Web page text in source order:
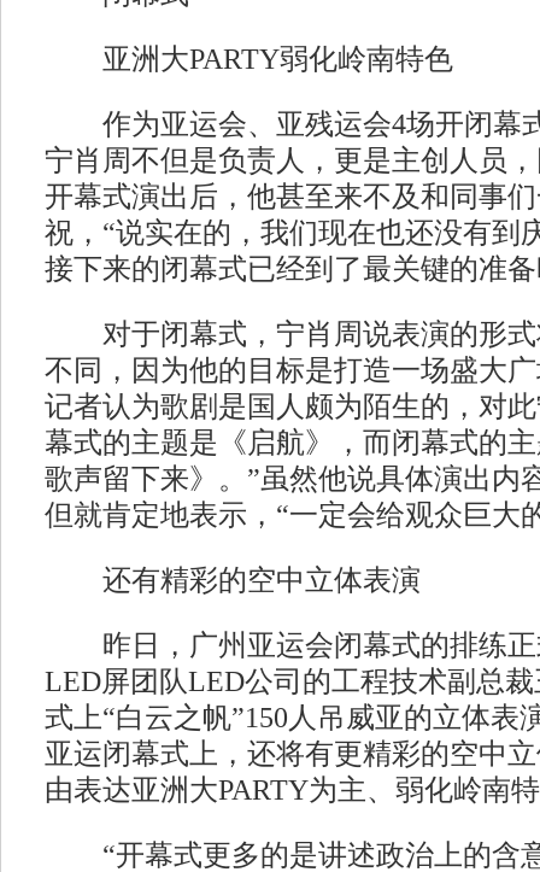
亚洲大PARTY弱化岭南特色
作为亚运会、亚残运会4场开闭幕
宁肖周不但是负责人，更是主创人员
开幕式演出后，他甚至来不及和同事
祝，“说实在的，我们现在也还没有到
接下来的闭幕式已经到了最关键的准
对于闭幕式，宁肖周说表演的形式
不同，因为他的目标是打造一场盛大
记者认为歌剧是国人颇为陌生的，对
幕式的主题是《启航》，而闭幕式的
歌声留下来》。”虽然他说具体演出内
但就肯定地表示，“一定会给观众巨大
还有精彩的空中立体表演
昨日，广州亚运会闭幕式的排练正
LED屏团队LED公司的工程技术副总
式上“白云之帆”150人吊威亚的立体表
亚运闭幕式上，还将有更精彩的空中
由表达亚洲大PARTY为主、弱化岭南
“开幕式更多的是讲述政治上的含